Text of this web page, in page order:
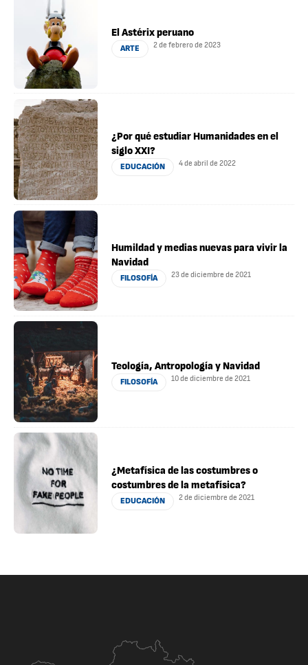
El Astérix peruano
ARTE 2 de febrero de 2023
¿Por qué estudiar Humanidades en el
siglo XXI?
EDUCACIÓN 4 de abril de 2022
Humildad y medias nuevas para vivir la
Navidad
FILOSOFÍA 23 de diciembre de 2021
Teología, Antropología y Navidad
FILOSOFÍA 10 de diciembre de 2021
¿Metafísica de las costumbres o
costumbres de la metafísica?
EDUCACIÓN 2 de diciembre de 2021